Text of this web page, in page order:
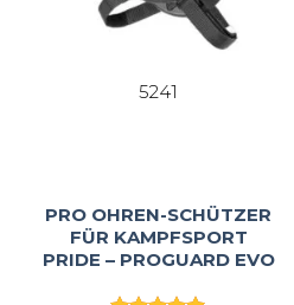
5241
PRO OHREN‑SCHÜTZER
FÜR KAMPFSPORT
PRIDE – PROGUARD EVO